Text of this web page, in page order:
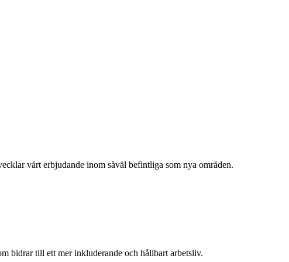
vårt erbjudande inom såväl befintliga som nya områden.
bidrar till ett mer inkluderande och hållbart arbetsliv.